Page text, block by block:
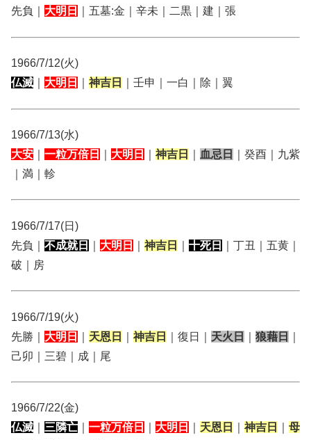
先負｜ 大明日 ｜五墓:金｜辛未｜二黒｜建｜張
1966/7/12(火)
仏滅
大明日 神吉日 ｜壬申｜一白｜除｜翼
1966/7/13(水)
大安
一粒万倍日 大明日 神吉日 血忌日
｜癸酉｜九紫
｜満｜軫
1966/7/17(日)
先負｜ 不成就日 大明日 神吉日 十死日
｜丁丑｜五黄｜
破｜房
1966/7/19(火)
先勝｜ 大明日 天恩日 神吉日 ｜復日｜ 天火日 狼藉日
己卯｜三碧｜成｜尾
1966/7/22(金)
仏滅
三隣亡 一粒万倍日 大明日 天恩日 神吉日
母